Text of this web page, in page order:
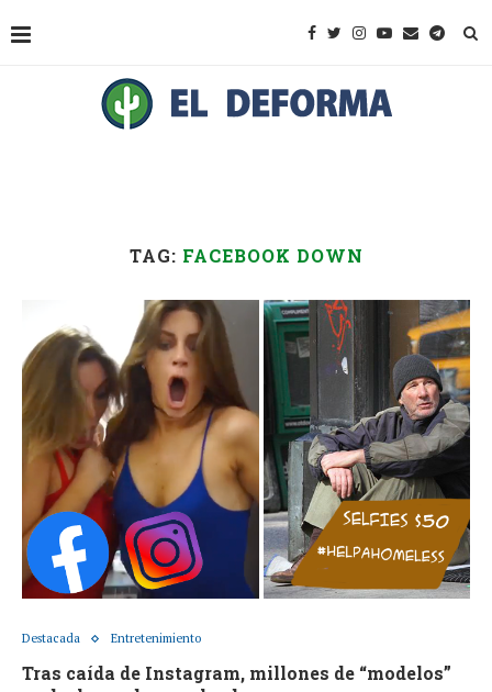
TAG: FACEBOOK DOWN
Destacada Entretenimiento
Tras caída de Instagram, millones de “modelos”